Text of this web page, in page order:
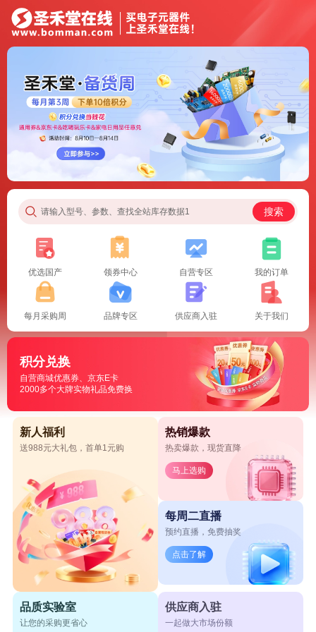
请输入型号、参数、查找全站库存数据1 搜索
优选国产 领券中心 自营专区 我的订单
每月采购周 品牌专区 供应商入驻 关于我们
积分兑换
自营商城优惠券、京东E卡
2000多个大牌实物礼品免费换
新人福利
送988元大礼包，首单1元购
热销爆款
热卖爆款，现货直降
马上选购
每周二直播
预约直播，免费抽奖
点击了解
品质实验室
让您的采购更省心
供应商入驻
一起做大市场份额